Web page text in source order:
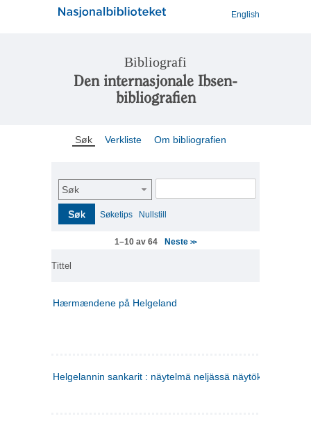
English
Bibliografi
Den internasjonale Ibsen-
bibliografien
Søk Verkliste Om bibliografien
Søk
Søk Søketips Nullstill
1–10 av 64 Neste>>
Tittel
Hærmændene på Helgeland
Helgelannin sankarit : näytelmä neljässä näytöksessä